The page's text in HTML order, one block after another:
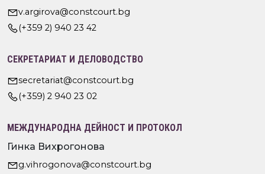
v.argirova@constcourt.bg
(+359 2) 940 23 42
СЕКРЕТАРИАТ И ДЕЛОВОДСТВО
secretariat@constcourt.bg
(+359) 2 940 23 02
МЕЖДУНАРОДНА ДЕЙНОСТ И ПРОТОКОЛ
Гинка Вихрогонова
g.vihrogonova@constcourt.bg